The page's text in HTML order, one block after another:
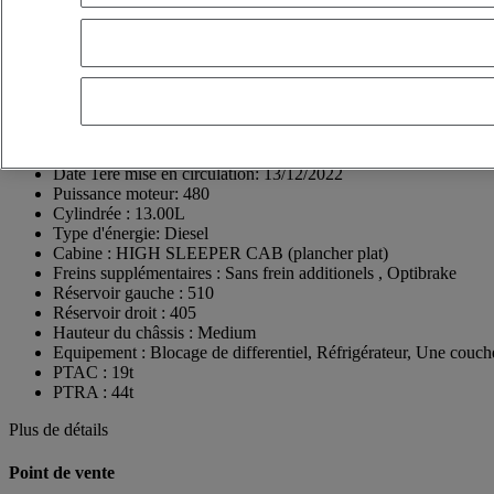
04 74 02 24 90
Date 1ère mise en circulation:13/12/2022
Puissance moteur: 480
Cylindrée : 13.00L
Type d'énergie: Diesel
Cabine : HIGH SLEEPER CAB (plancher plat)
Freins supplémentaires : Sans frein additionels , Optibrake
Réservoir gauche : 510
Réservoir droit : 405
Hauteur du châssis : Medium
Equipement : Blocage de differentiel, Réfrigérateur, Une
PTAC : 19t
PTRA : 44t
Plus de détails
Point de vente